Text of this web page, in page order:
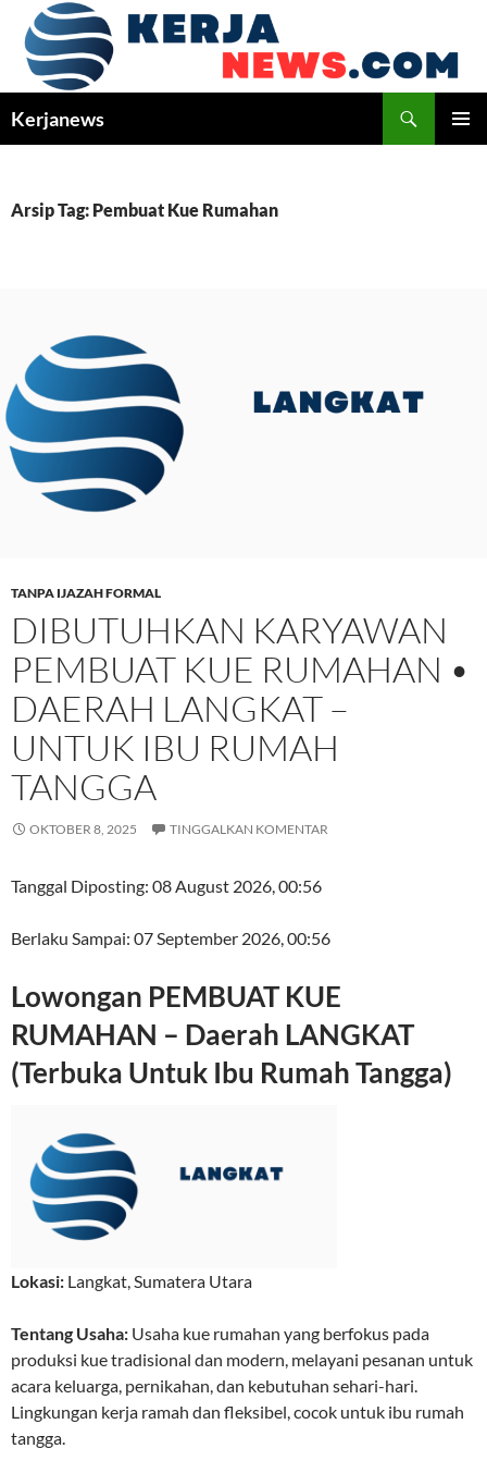
Langsung
Kerjanews
Arsip Tag: Pembuat Kue Rumahan
TANPA IJAZAH FORMAL
DIBUTUHKAN KARYAWAN
PEMBUAT KUE RUMAHAN •
DAERAH LANGKAT –
UNTUK IBU RUMAH
TANGGA
OKTOBER 8, 2025 TINGGALKAN KOMENTAR
Tanggal Diposting: 08 August 2026, 00:56
Berlaku Sampai: 07 September 2026, 00:56
Lowongan PEMBUAT KUE
RUMAHAN – Daerah LANGKAT
(Terbuka Untuk Ibu Rumah Tangga)
Lokasi: Langkat,Sumatera Utara
Tentang Usaha: Usaha kue rumahan yang berfokus pada
produksi kue tradisional dan modern, melayani pesanan untuk
acara keluarga, pernikahan, dan kebutuhan sehari-hari.
Lingkungan kerja ramah dan fleksibel, cocok untuk ibu rumah
tangga.